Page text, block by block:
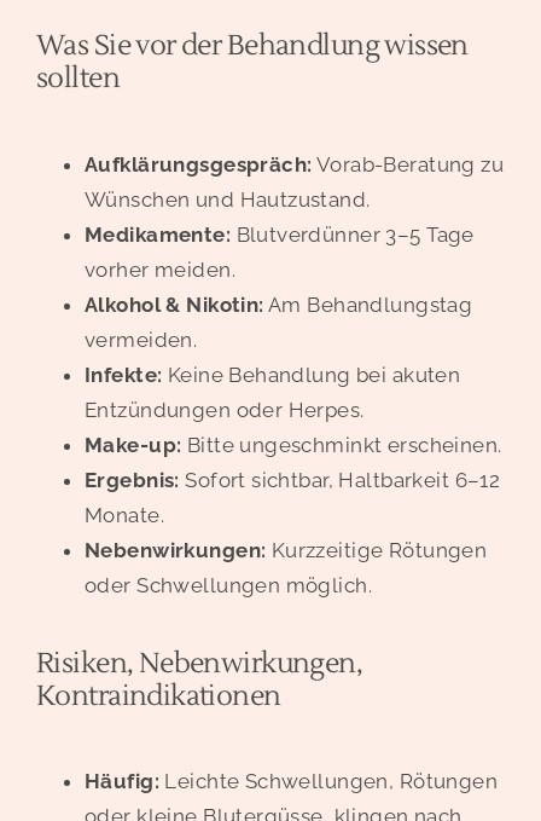
Was Sie vor der Behandlung wissen
sollten
Aufklärungsgespräch: Vorab-Beratung zu
Wünschen und Hautzustand.
Medikamente: Blutverdünner 3–5 Tage
vorher meiden.
Alkohol & Nikotin: Am Behandlungstag
vermeiden.
Infekte: Keine Behandlung bei akuten
Entzündungen oder Herpes.
Make-up: Bitte ungeschminkt erscheinen.
Ergebnis: Sofort sichtbar, Haltbarkeit 6–12
Monate.
Nebenwirkungen: Kurzzeitige Rötungen
oder Schwellungen möglich.
Risiken, Nebenwirkungen,
Kontraindikationen
Häufig: Leichte Schwellungen, Rötungen